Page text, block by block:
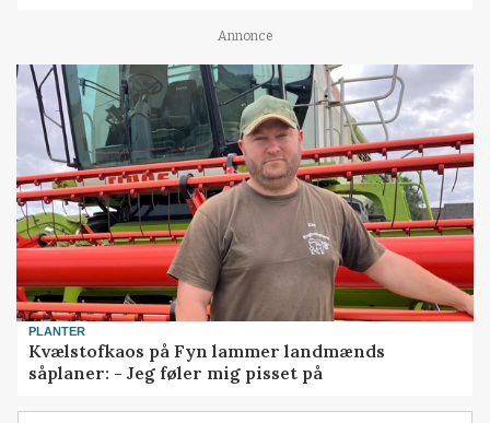
Annonce
PLANTER
Kvælstofkaos på Fyn lammer landmænds
såplaner: - Jeg føler mig pisset på